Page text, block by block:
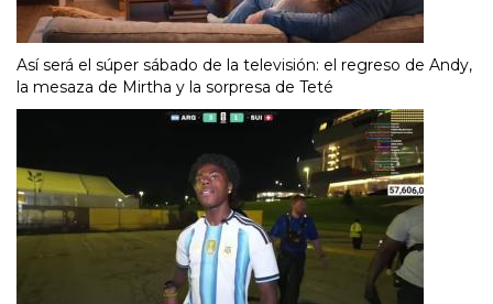
Así será el súper sábado de la televisión: el regreso de Andy,
la mesaza de Mirtha y la sorpresa de Teté